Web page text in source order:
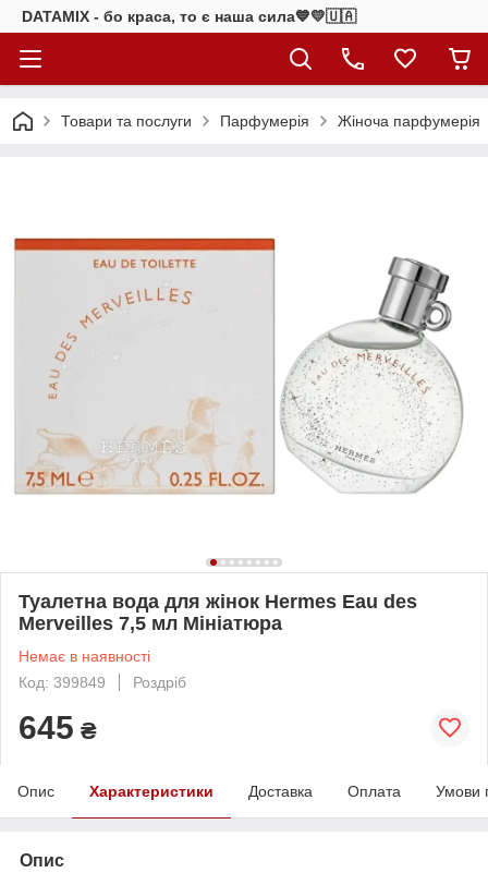
DATAMIX - бо краcа, то є наша сила​💙💛🇺🇦​
Товари та послуги Парфумерія Жіноча парфумерія
Туалетна вода для жінок Hermes Eau des
Merveilles 7,5 мл Мініатюра
Немає в наявності
Код: 399849
Роздріб
645 ₴
Опис Характеристики Доставка Оплата Умови
Опис